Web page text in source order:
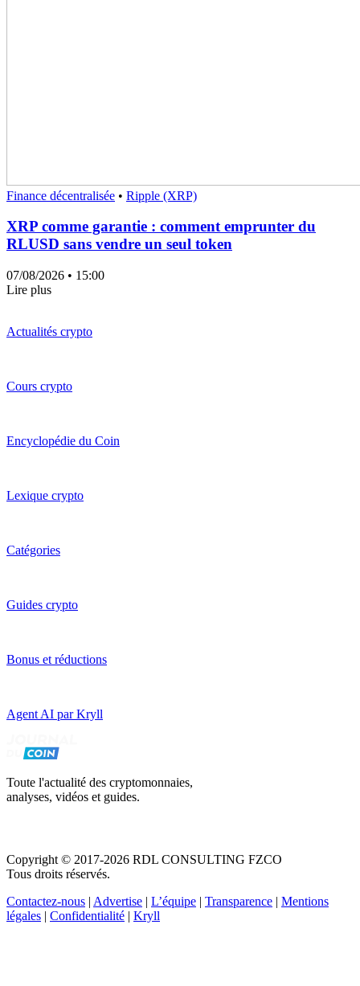
Finance décentralisée • Ripple (XRP)
XRP comme garantie : comment emprunter du
RLUSD sans vendre un seul token
07/08/2026 • 15:00
Lire plus
Actualités crypto
Cours crypto
Encyclopédie du Coin
Lexique crypto
Catégories
Guides crypto
Bonus et réductions
Agent AI par Kryll
Toute l'actualité des cryptomonnaies,
analyses, vidéos et guides.
Copyright © 2017-2026 RDL CONSULTING FZCO
Tous droits réservés.
Contactez-nous | Advertise | L’équipe | Transparence | Mentions
légales | Confidentialité | Kryll